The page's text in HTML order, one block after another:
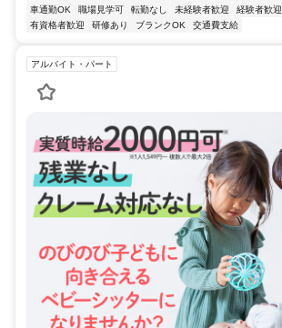
車通勤OK
職場見学可 転勤なし 未経験者歓迎 経験者歓迎
有資格者歓迎
研修あり ブランクOK 交通費支給
アルバイト・パート